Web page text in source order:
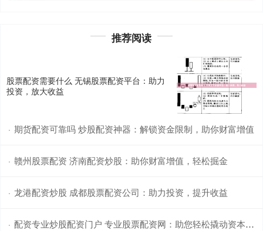
推荐阅读
股票配资需要什么 无锡股票配资平台：助力
投资，放大收益
· 期货配资可靠吗 炒股配资神器：解锁资金限制，助你财富增值
· 赣州股票配资 济南配资炒股：助你财富增值，轻松掘金
· 龙港配资炒股 成都股票配资公司：助力投资，提升收益
· 配资专业炒股配资门户 专业股票配资网：助您轻松撬动资本杠杆